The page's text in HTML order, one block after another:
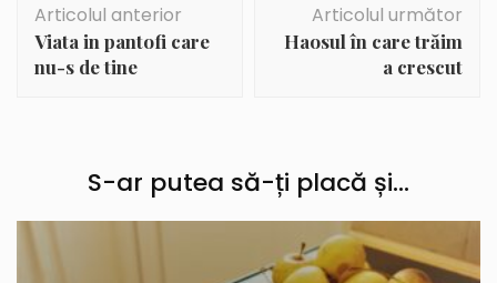
în
articole
Articolul anterior
Viata in pantofi care
nu-s de tine
Articolul următor
Haosul în care trăim
a crescut
S-ar putea să-ți placă și...